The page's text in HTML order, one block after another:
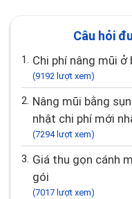
Câu hỏi
1. Chi phí nâng mũi
(9192 lượt xem)
2. Nâng mũi bằng sụn Surgiform giá bao nhiêu? Cập
nhật chi phí mới
(7294 lượt xem)
3. Giá thu gọn cánh mũi bao nhiêu? Mức chi phí trọn
gói
(7017 lượt xem)